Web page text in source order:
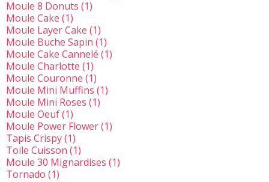
Moule 8 Donuts (1)
Moule Cake (1)
Moule Layer Cake (1)
Moule Buche Sapin (1)
Moule Cake Cannelé (1)
Moule Charlotte (1)
Moule Couronne (1)
Moule Mini Muffins (1)
Moule Mini Roses (1)
Moule Oeuf(1)
Moule Power Flower(1)
Tapis Crispy(1)
Toile Cuisson (1)
Moule 30 Mignardises (1)
Tornado (1)